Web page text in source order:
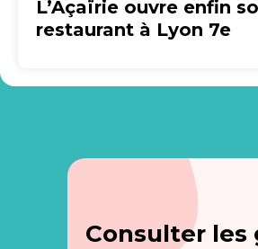
L’Açaïrie ouvre enfin
restaurant à Lyon 7e
Consulter les